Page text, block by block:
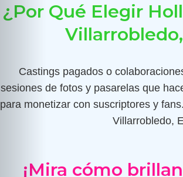
¿Por Qué Elegir
Castings pagados o
sesiones de fotos y pasarelas que
para monetizar con suscriptores y
Villarrobledo,
¡Mira cómo